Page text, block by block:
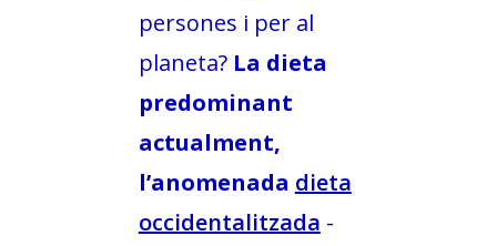
persones i per al
planeta? La dieta
predominant
actualment,
l’anomenada dieta
occidentalitzada -
Diari de la Fundació
Fundesplai als mitjans